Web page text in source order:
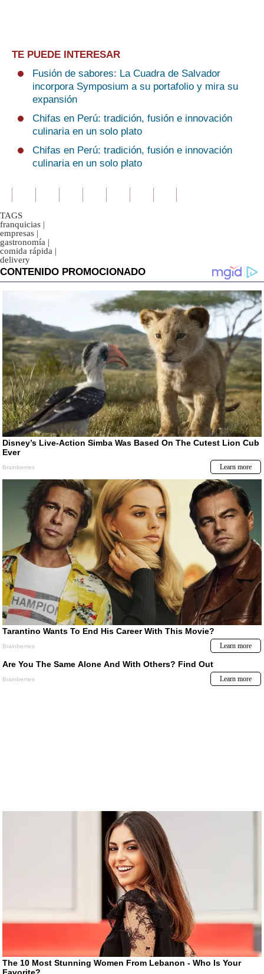
TE PUEDE INTERESAR
Fusión de sabores: La Cuadra de Salvador
incorpora Symposium a su portafolio y mira su
expansión
Chifas en Perú: tradición, fusión e innovación
culinaria en un solo plato
Chifas en Perú: tradición, fusión e innovación
culinaria en un solo plato
TAGS
franquicias |
empresas |
gastronomía |
comida rápida |
delivery